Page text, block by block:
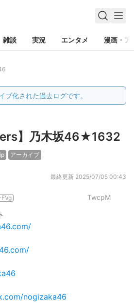
雑談 実況 エンタメ 漫画・ア
ブ化された過去ログです。
】乃木坂46★1632
アーカイブ
最終更新 2025/07/05 00:43
TwcpM
nogizaka46